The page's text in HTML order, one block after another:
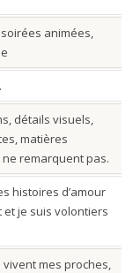
soirées animées,
détails visuels,
matières
ne remarquent pas.
histoires d’amour
et je suis volontiers
mes proches,